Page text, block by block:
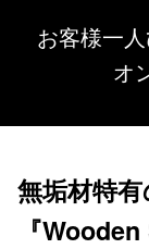
お客様一
オ
無垢材特
『